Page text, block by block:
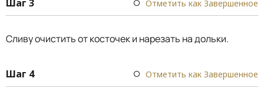
Шаг 3 Отметить как Завершенное
Сливу очистить от косточек и нарезать на дольки.
Шаг 4 Отметить как Завершенное